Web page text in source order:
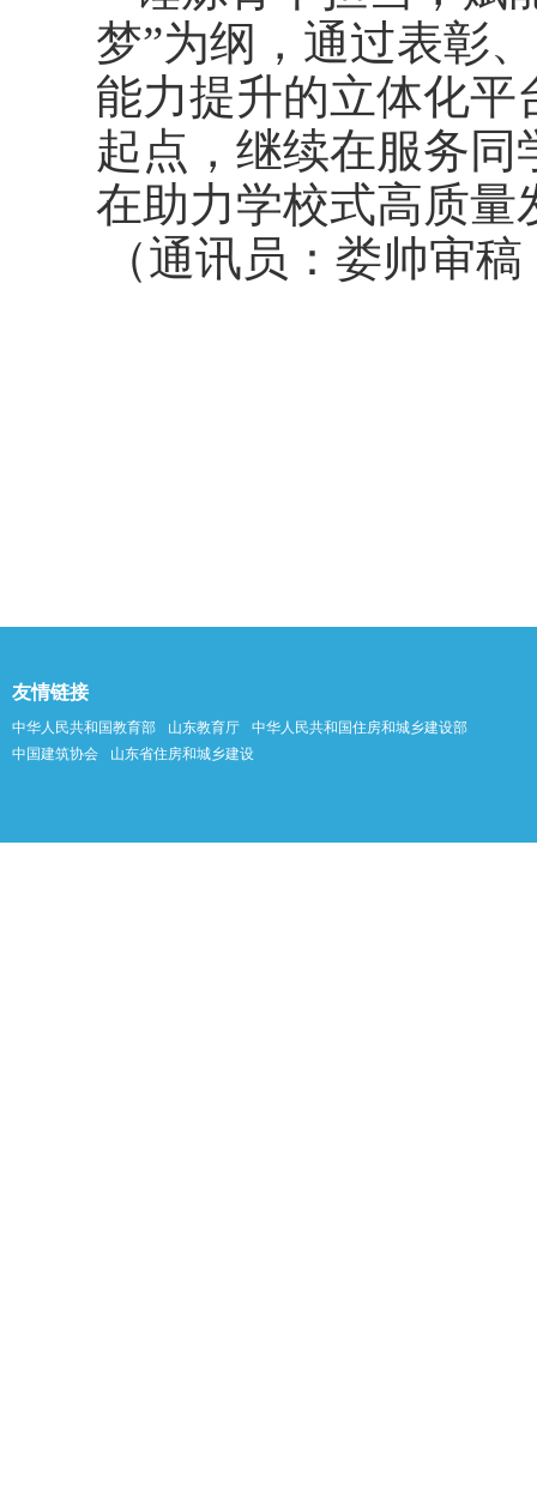
梦”为纲，通过表彰
能力提升的立体化
起点，继续在服务
在助力学校式高质量
（通讯员：娄帅审
友情链接
中华人民共和国教育部 山东教育厅
中华人民共和国住房和城乡建设部
中国建筑协会
山东省住房和城乡建设